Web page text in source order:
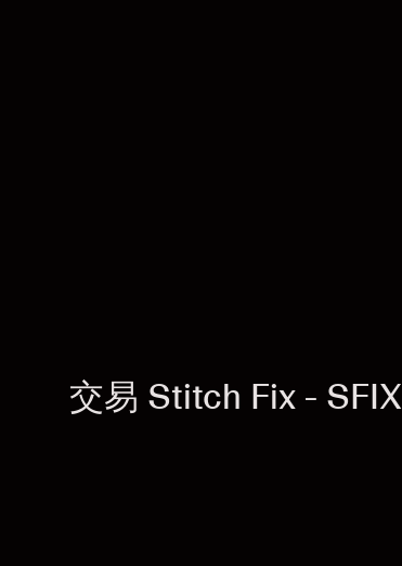
交易 Stitch Fix - SFIX